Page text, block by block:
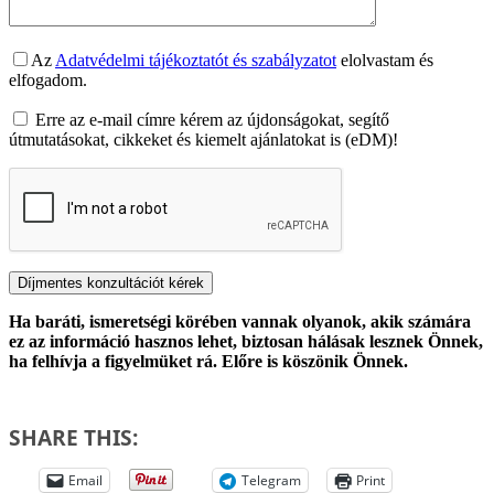
Az Adatvédelmi tájékoztatót és szabályzatot elolvastam és
elfogadom.
Erre az e-mail címre kérem az újdonságokat, segítő
útmutatásokat, cikkeket és kiemelt ajánlatokat is (eDM)!
Ha baráti, ismeretségi körében vannak olyanok, akik számára
ez az információ hasznos lehet, biztosan hálásak lesznek Önnek,
ha felhívja a figyelmüket rá. Előre is köszönik Önnek.
SHARE THIS:
Email Telegram Print